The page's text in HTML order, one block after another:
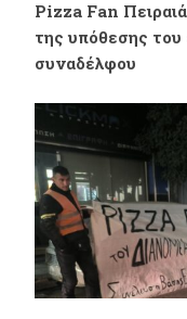
Pizza Fan
της υπόθεσης
συναδέλφου